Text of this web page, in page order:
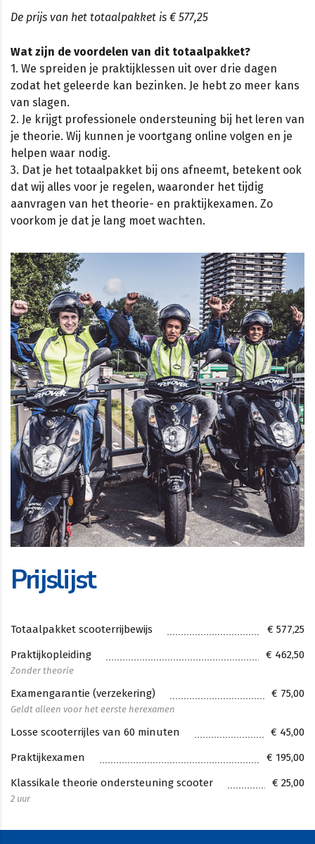
De prijs van het totaalpakket is € 577,25
Wat zijn de voordelen van dit totaalpakket?
1. We spreiden je praktijklessen uit over drie dagen
zodat het geleerde kan bezinken. Je hebt zo meer kans
van slagen.
2. Je krijgt professionele ondersteuning bij het leren van
je theorie. Wij kunnen je voortgang online volgen en je
helpen waar nodig.
3. Dat je het totaalpakket bij ons afneemt, betekent ook
dat wij alles voor je regelen, waaronder het tijdig
aanvragen van het theorie- en praktijkexamen. Zo
voorkom je dat je lang moet wachten.
Prijslijst
Totaalpakket scooterrijbewijs € 577,25
Praktijkopleiding € 462,50
Zonder theorie
Examengarantie (verzekering) € 75,00
Geldt alleen voor het eerste herexamen
Losse scooterrijles van 60 minuten € 45,00
Praktijkexamen € 195,00
Klassikale theorie ondersteuning scooter € 25,00
2 uur